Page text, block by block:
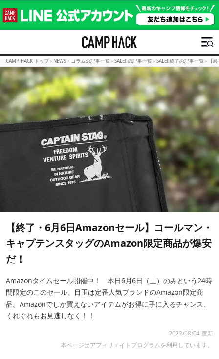
CAMP HACK トップ › NEWS・コラムの記事一覧 › SALE!!の記事一覧 › SALE!!終了の記事一覧 › 【
【終了・6月6日Amazonセール】コールマン・
キャプテンスタッグのAmazon限定商品が爆安
だ！
Amazonタイムセール開催中！ 本日6月6日（土）のみという24時
間限定のこのセール、目玉は定番人気ブランドのAmazon限定商
品。Amazonでしか買えないアイテムがお得に手に入るチャンス、
くれぐれもお見逃しなく！！
2022/08/04 更新
本ページはアフィリエイトプログラムを利用しています。